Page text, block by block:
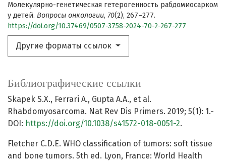
Молекулярно-генетическая гетерогенность рабдомиосарком
у детей. Вопросы онкологии, 70(2), 267–277.
https://doi.org/10.37469/0507-3758-2024-70-2-267-277
Другие форматы ссылок
Библиографические ссылки
Skapek S.X., Ferrari A., Gupta A.A., et al.
Rhabdomyosarcoma. Nat Rev Dis Primers. 2019; 5(1): 1.-
DOI: https://doi.org/10.1038/s41572-018-0051-2.
Fletcher C.D.E. WHO classification of tumors: soft tissue
and bone tumors. 5th ed. Lyon, France: World Health